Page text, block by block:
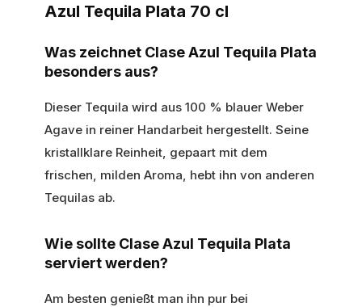
Azul Tequila Plata 70 cl
Was zeichnet Clase Azul Tequila Plata
besonders aus?
Dieser Tequila wird aus 100 % blauer Weber
Agave in reiner Handarbeit hergestellt. Seine
kristallklare Reinheit, gepaart mit dem
frischen, milden Aroma, hebt ihn von anderen
Tequilas ab.
Wie sollte Clase Azul Tequila Plata
serviert werden?
Am besten genießt man ihn pur bei